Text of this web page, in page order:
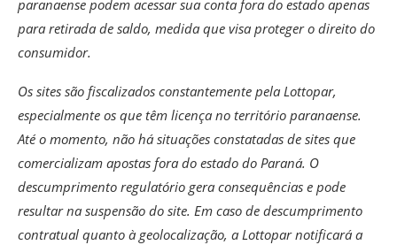
paranaense podem acessar sua conta fora do estado apenas
para retirada de saldo, medida que visa proteger o direito do
consumidor.
Os sites são fiscalizados constantemente pela Lottopar,
especialmente os que têm licença no território paranaense.
Até o momento, não há situações constatadas de sites que
comercializam apostas fora do estado do Paraná. O
descumprimento regulatório gera consequências e pode
resultar na suspensão do site. Em caso de descumprimento
contratual quanto à geolocalização, a Lottopar notificará a